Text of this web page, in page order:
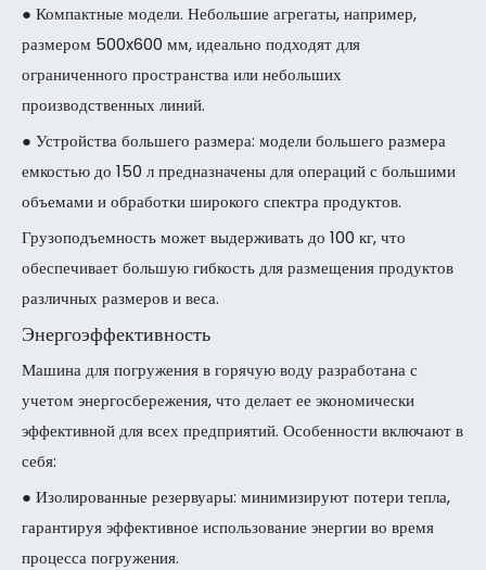
● Компактные модели. Небольшие агрегаты, например,
размером 500x600 мм, идеально подходят для
ограниченного пространства или небольших
производственных линий.
● Устройства большего размера: модели большего размера
емкостью до 150 л предназначены для операций с большими
объемами и обработки широкого спектра продуктов.
Грузоподъемность может выдерживать до 100 кг, что
обеспечивает большую гибкость для размещения продуктов
различных размеров и веса.
Энергоэффективность
Машина для погружения в горячую воду разработана с
учетом энергосбережения, что делает ее экономически
эффективной для всех предприятий. Особенности включают в
себя:
● Изолированные резервуары: минимизируют потери тепла,
гарантируя эффективное использование энергии во время
процесса погружения.